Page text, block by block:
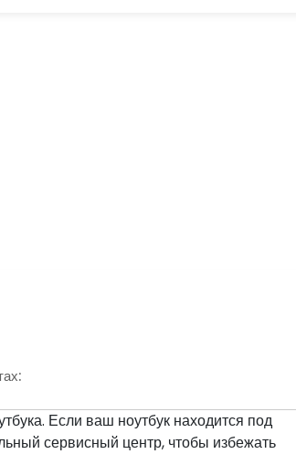
Если ваш ноутбук находится под
сервисный центр, чтобы избежать